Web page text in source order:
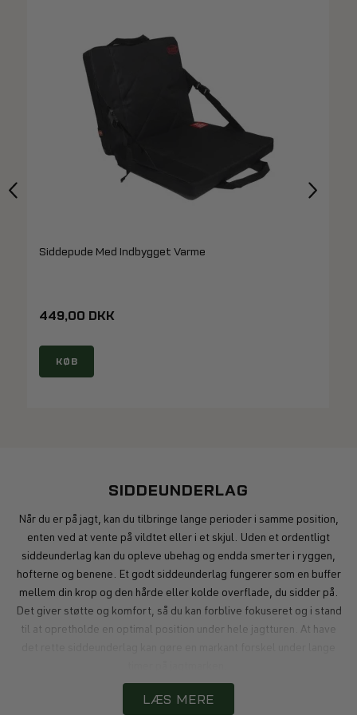
Siddepude Med Indbygget Varme
449,00 DKK
KØB
SIDDEUNDERLAG
Når du er på jagt, kan du tilbringe lange perioder i samme position,
enten ved at vente på vildtet eller i et skjul. Uden et ordentligt
siddeunderlag kan du opleve ubehag og endda smerter i ryggen,
hofterne og benene. Et godt siddeunderlag fungerer som en buffer
mellem din krop og den hårde eller kolde overflade, du sidder på.
Det giver støtte og komfort, så du kan forblive fokuseret og i stand
til at opretholde en optimal position under hele jagtturen. At have
LÆS MERE